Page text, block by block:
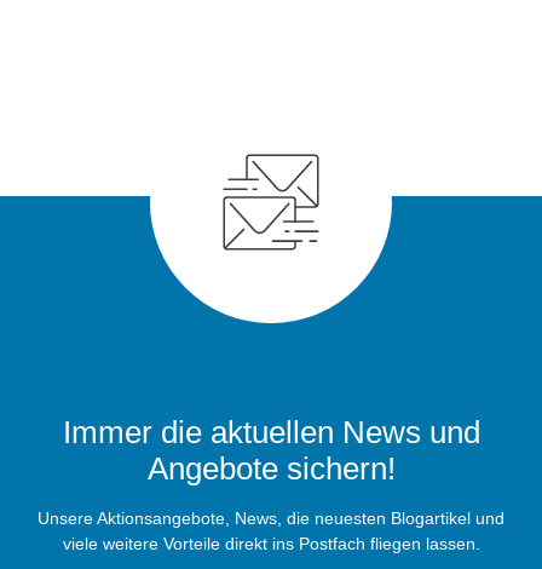
Immer die aktuellen News und
Angebote sichern!
Unsere Aktionsangebote, News, die neuesten Blogartikel und
viele weitere Vorteile direkt ins Postfach fliegen lassen.